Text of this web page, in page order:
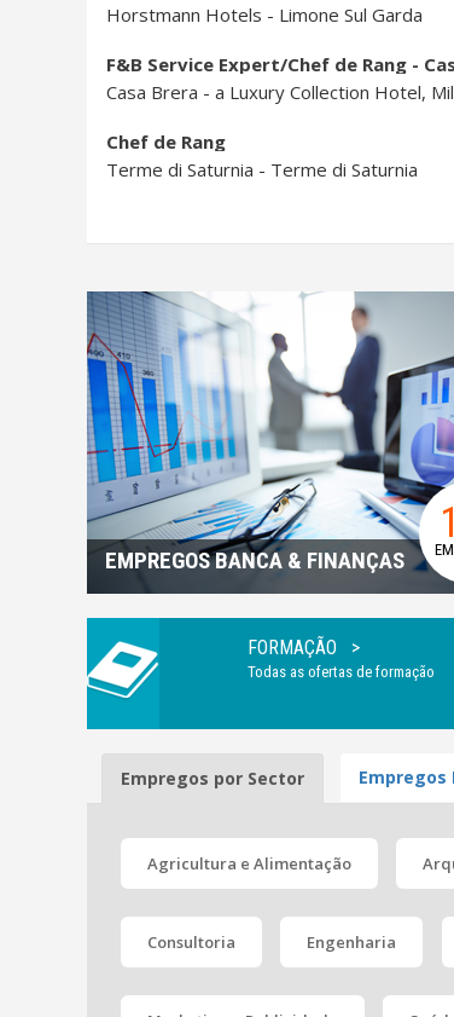
Horstmann Hotels - Limone Sul Garda
F&B Service Expert/Chef de Rang -
Casa Brera - a Luxury Collection Hotel,
Chef de Rang
Terme di Saturnia - Terme di Saturnia
EMPREGOS BANCA & FINANÇAS
FORMAÇÃO >
Todas as ofertas de formação
Empregos por Sector Empregos
Agricultura e Alimentação
Consultoria Engenharia